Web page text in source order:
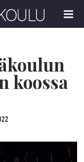
MENU
koossa